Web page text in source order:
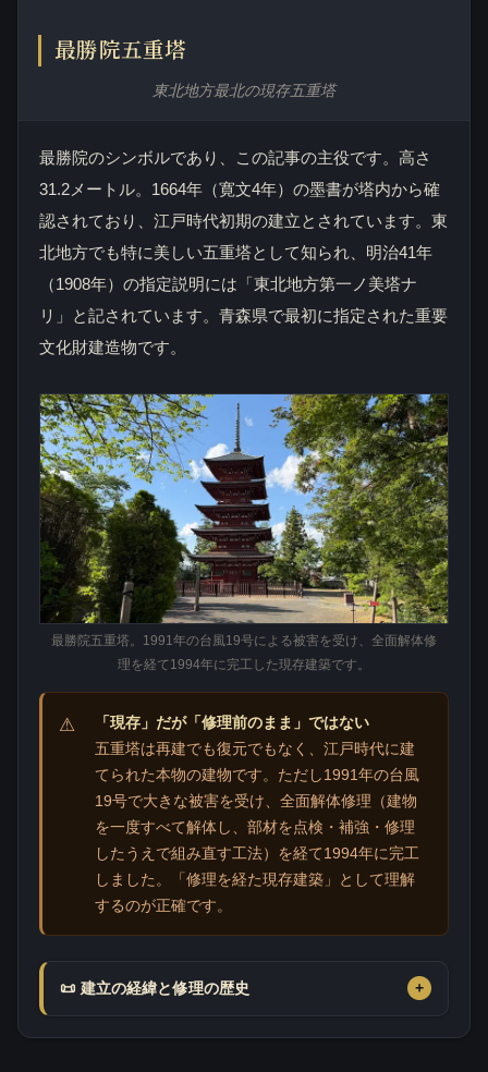
最勝院五重塔
東北地方最北の現存五重塔
最勝院のシンボルであり、この記事の主役です。高さ
31.2メートル。1664年（寛文4年）の墨書が塔内から確
認されており、江戸時代初期の建立とされています。東
北地方でも特に美しい五重塔として知られ、明治41年
（1908年）の指定説明には「東北地方第一ノ美塔ナ
リ」と記されています。青森県で最初に指定された重要
文化財建造物です。
最勝院五重塔。1991年の台風19号による被害を受け、全面解体修
理を経て1994年に完工した現存建築です。
「現存」だが「修理前のまま」ではない
五重塔は再建でも復元でもなく、江戸時代に建
てられた本物の建物です。ただし1991年の台風
19号で大きな被害を受け、全面解体修理（建物
を一度すべて解体し、部材を点検・補強・修理
したうえで組み直す工法）を経て1994年に完工
しました。「修理を経た現存建築」として理解
するのが正確です。
📜 建立の経緯と修理の歴史